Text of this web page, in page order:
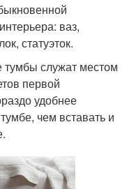
ваз,
статуэток.
служат местом
первой
удобнее
чем вставать и